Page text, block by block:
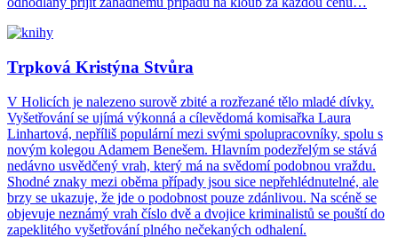
Trpková Kristýna Stvůra
V Holicích je nalezeno surově zbité a rozřezané tělo mladé dívky.
Vyšetřování se ujímá výkonná a cílevědomá komisařka Laura
Linhartová, nepříliš populární mezi svými spolupracovníky, spolu s
novým kolegou Adamem Benešem. Hlavním podezřelým se stává
nedávno usvědčený vrah, který má na svědomí podobnou vraždu.
Shodné znaky mezi oběma případy jsou sice nepřehlédnutelné, ale
brzy se ukazuje, že jde o podobnost pouze zdánlivou. Na scéně se
objevuje neznámý vrah číslo dvě a dvojice kriminalistů se pouští do
zapeklitého vyšetřování plného nečekaných odhalení.